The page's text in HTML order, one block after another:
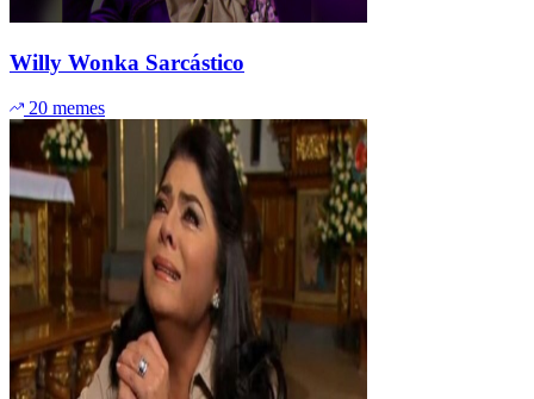
Willy Wonka Sarcástico
20 memes